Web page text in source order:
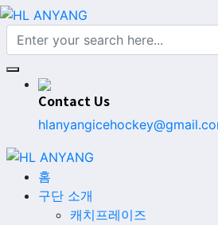
Contact Us
홈
구단 소개
캐치프레이즈